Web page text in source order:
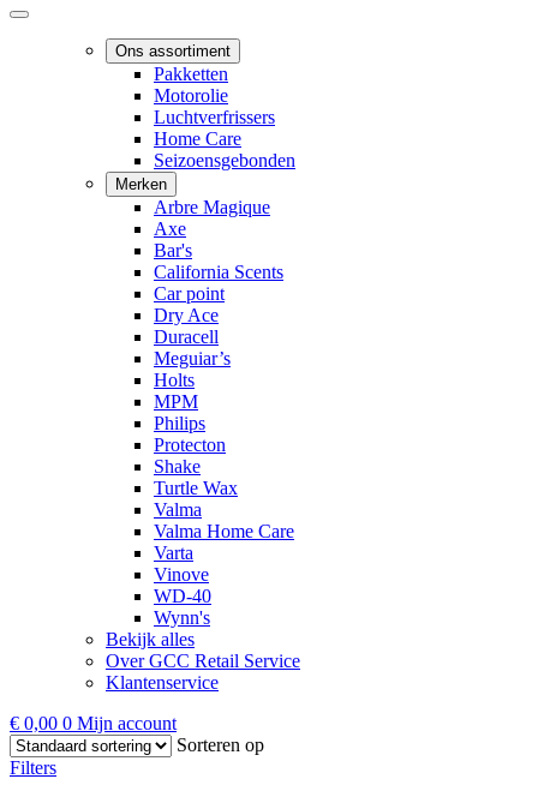
Ons assortiment
Pakketten
Motorolie
Luchtverfrissers
Home Care
Seizoensgebonden
Merken
Arbre Magique
Axe
Bar's
California Scents
Car point
Dry Ace
Duracell
Meguiar’s
Holts
MPM
Philips
Protecton
Shake
Turtle Wax
Valma
Valma Home Care
Varta
Vinove
WD-40
Wynn's
Bekijk alles
Over GCC Retail Service
Klantenservice
€ 0,00 0 Mijn account
Sorteren op
Filters